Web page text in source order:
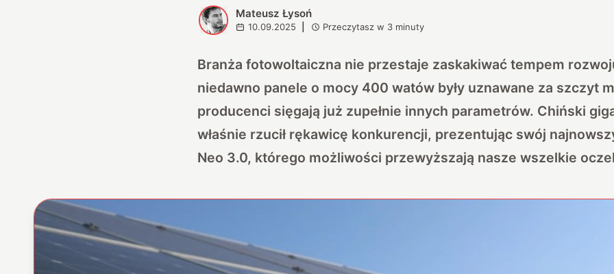
M Mateusz Łysoń
10.09.2025 Przeczytasz w 3 minuty
Branża fotowoltaiczna nie przestaje zaskakiwać tempem
niedawno panele o mocy 400 watów były uznawane za szczyt
producenci sięgają już zupełnie innych parametrów. Chiński
właśnie rzucił rękawicę konkurencji, prezentując swój
Neo 3.0, którego możliwości przewyższają nasze wszelkie